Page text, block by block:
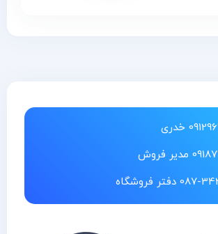
خدری
فروش
دفتر فروشگاه